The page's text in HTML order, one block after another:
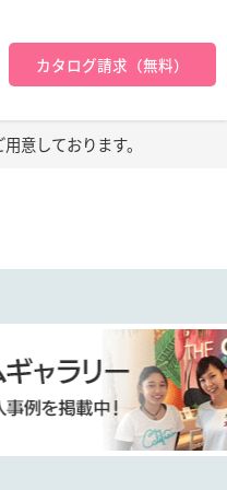
カタログ請求（無料）
意しております。